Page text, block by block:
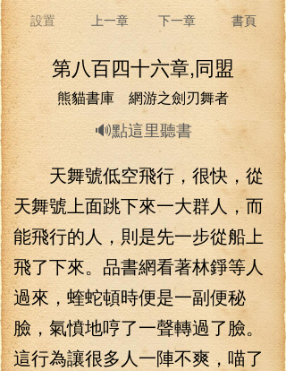
設置 上一章 下一章 書頁
第八百四十六章,同盟
熊貓書庫 網游之劍刃舞者
🔊點這里聽書
天舞號低空飛行，很快，從
天舞號上面跳下來一大群人，而
能飛行的人，則是先一步從船上
飛了下來。品書網看著林錚等人
過來，蝰蛇頓時便是一副便秘
臉，氣憤地哼了一聲轉過了臉。
這行為讓很多人一陣不爽，喵了